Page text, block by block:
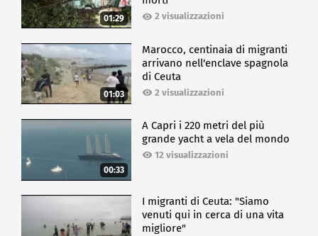
01:29 2 visualizzazioni
01:03
Marocco, centinaia di migranti
arrivano nell'enclave spagnola
di Ceuta
2 visualizzazioni
00:33
A Capri i 220 metri del più
grande yacht a vela del mondo
12 visualizzazioni
I migranti di Ceuta: "Siamo
venuti qui in cerca di una vita
migliore"